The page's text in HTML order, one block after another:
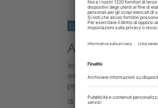
O33 IMPLANTOLOGIA 03
Analisi in vitro
In ambito implanto-
osteointegrati,
perimplantari, attivato o...
di
Lara Figini